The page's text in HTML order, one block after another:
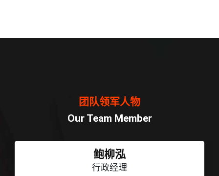
团队领军人物
Our Team Member